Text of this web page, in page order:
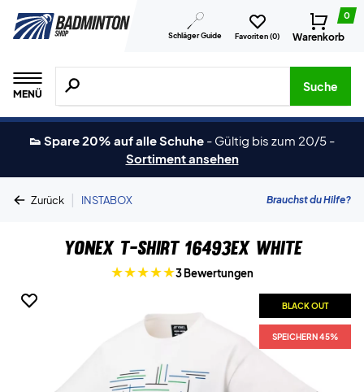
Schläger Guide Favoriten (0)
0
Warenkorb
MENÜ
Suche nach Produkten, Marken usw.
Suche
👟 Spare 20% auf alle Schuhe - Gültig bis zum 20/5 -
Sortiment ansehen
Zurück | INSTABOX Brauchst du Hilfe?
Yonex T-Shirt 16493EX White
3 Bewertungen
BLACK OUT
SPEICHERN 45%